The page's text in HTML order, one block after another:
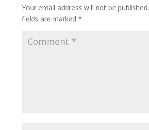
Your email address will not be published.
fields are marked *